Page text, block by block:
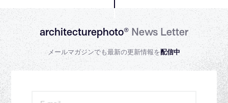
architecturephoto®News Letter
メールマガジンでも最新の更新情報を配信中